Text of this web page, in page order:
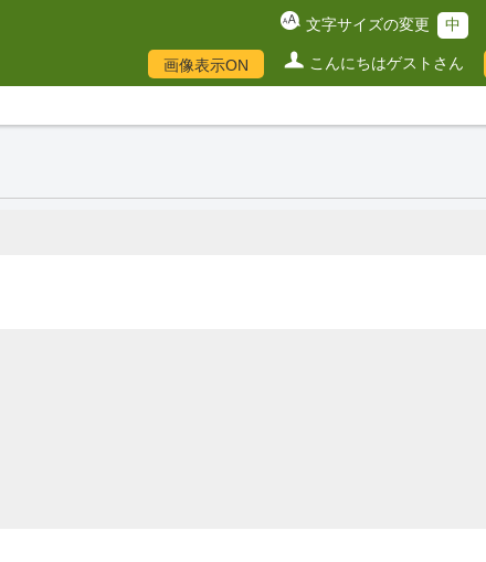
文字サイズの変更 中
画像表示ON こんにちはゲストさん